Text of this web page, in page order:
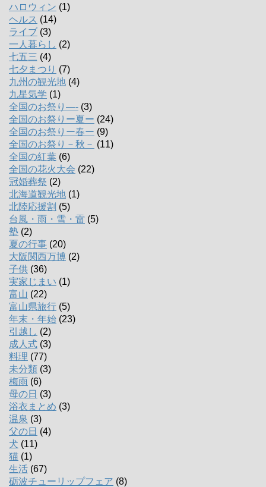
ハロウィン (1)
ヘルス (14)
ライブ (3)
一人暮らし (2)
七五三 (4)
七夕まつり (7)
九州の観光地 (4)
九星気学 (1)
全国のお祭り―- (3)
全国のお祭りー夏ー (24)
全国のお祭りー春ー (9)
全国のお祭り－秋－ (11)
全国の紅葉 (6)
全国の花火大会 (22)
冠婚葬祭 (2)
北海道観光地 (1)
北陸応援割 (5)
台風・雨・雪・雷 (5)
塾 (2)
夏の行事 (20)
大阪関西万博 (2)
子供 (36)
実家じまい (1)
富山 (22)
富山県旅行 (5)
年末・年始 (23)
引越し (2)
成人式 (3)
料理 (77)
未分類 (3)
梅雨 (6)
母の日 (3)
浴衣まとめ (3)
温泉 (3)
父の日 (4)
犬 (11)
猫 (1)
生活 (67)
砺波チューリップフェア (8)